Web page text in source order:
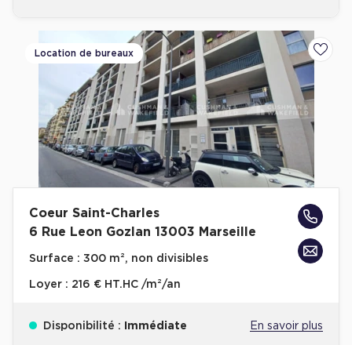
Location de bureaux
Coeur Saint-Charles
6 Rue Leon Gozlan 13003 Marseille
Surface : 300 m², non divisibles
Loyer : 216 € HT.HC /m²/an
Disponibilité : Immédiate En savoir plus